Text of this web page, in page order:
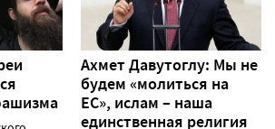
Ахмет Давутоглу: Мы не
будем «молиться на
ЕС», ислам – наша
единственная религия